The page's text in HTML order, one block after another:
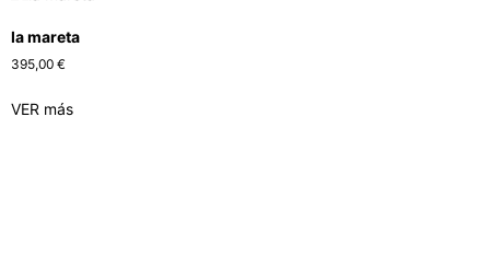
la mareta
395,00 €
VER más